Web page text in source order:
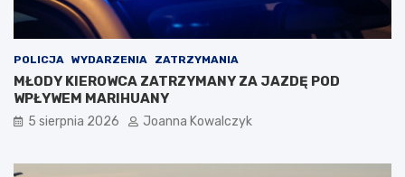
POLICJA WYDARZENIA ZATRZYMANIA
MŁODY KIEROWCA ZATRZYMANY ZA JAZDĘ POD
WPŁYWEM MARIHUANY
5 sierpnia 2026 Joanna Kowalczyk